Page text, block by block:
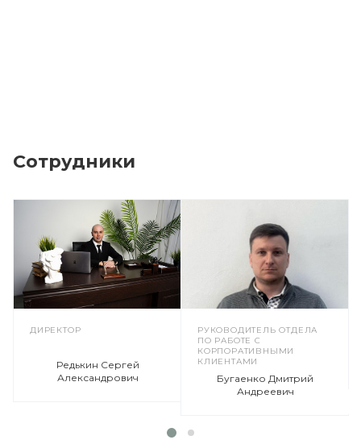
Сотрудники
ДИРЕКТОР
Редькин Сергей
Александрович
РУКОВОДИТЕЛЬ ОТДЕЛА
ПО РАБОТЕ С
КОРПОРАТИВНЫМИ
КЛИЕНТАМИ
Бугаенко Дмитрий
Андреевич